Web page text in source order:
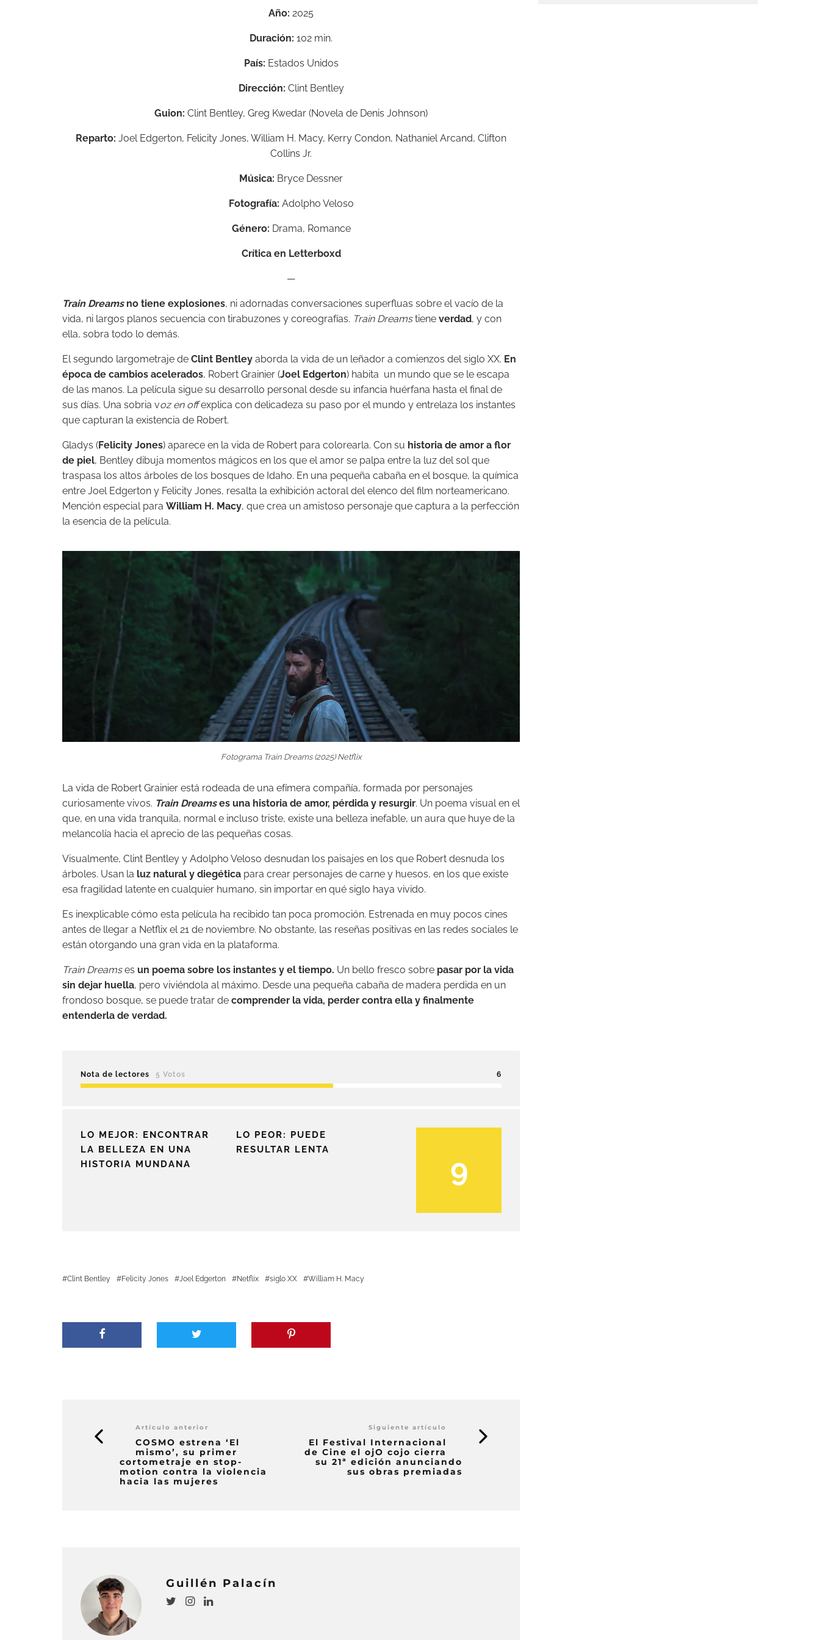
Año: 2025
Duración: 102 min.
País: Estados Unidos
Dirección: Clint Bentley
Guion: Clint Bentley, Greg Kwedar (Novela de Denis Johnson)
Reparto: Joel Edgerton, Felicity Jones, William H. Macy, Kerry Condon, Nathaniel Arcand, Clifton
Collins Jr.
Música: Bryce Dessner
Fotografía: Adolpho Veloso
Género: Drama, Romance
Crítica en Letterboxd
—
Train Dreamsno tiene explosiones, ni adornadas conversaciones superfluas sobre el vacío de la
vida, ni largos planos secuencia con tirabuzones y coreografías. Train Dreamstiene verdad, y con
ella, sobra todo lo demás.
El segundo largometraje de Clint Bentley aborda la vida de un leñador a comienzos del siglo XX. En
época de cambios acelerados, Robert Grainier (Joel Edgerton) habita un mundo que se le escapa
de las manos. La película sigue su desarrollo personal desde su infancia huérfana hasta el final de
sus días. Una sobria voz en offexplica con delicadeza su paso por el mundo y entrelaza los instantes
que capturan la existencia de Robert.
Gladys (Felicity Jones) aparece en la vida de Robert para colorearla. Con su historia de amor a flor
de piel, Bentley dibuja momentos mágicos en los que el amor se palpa entre la luz del sol que
traspasa los altos árboles de los bosques de Idaho. En una pequeña cabaña en el bosque, la química
entre Joel Edgerton y Felicity Jones, resalta la exhibición actoral del elenco del film norteamericano.
Mención especial para William H. Macy, que crea un amistoso personaje que captura a la perfección
la esencia de la película.
Fotograma Train Dreams (2025) Netflix
La vida de Robert Grainier está rodeada de una efímera compañía, formada por personajes
curiosamente vivos. Train Dreamses una historia de amor, pérdida y resurgir. Un poema visual en el
que, en una vida tranquila, normal e incluso triste, existe una belleza inefable, un aura que huye de la
melancolía hacia el aprecio de las pequeñas cosas.
Visualmente, Clint Bentley y Adolpho Veloso desnudan los paisajes en los que Robert desnuda los
árboles. Usan la luz natural y diegética para crear personajes de carne y huesos, en los que existe
esa fragilidad latente en cualquier humano, sin importar en qué siglo haya vivido.
Es inexplicable cómo esta película ha recibido tan poca promoción. Estrenada en muy pocos cines
antes de llegar a Netflix el 21 de noviembre. No obstante, las reseñas positivas en las redes sociales le
están otorgando una gran vida en la plataforma.
Train Dreamses un poema sobre los instantes y el tiempo. Un bello fresco sobre pasar por la vida
sin dejar huella, pero viviéndola al máximo. Desde una pequeña cabaña de madera perdida en un
frondoso bosque, se puede tratar de comprender la vida, perder contra ella y finalmente
entenderla de verdad.
Nota de lectores 5 Votos 6
LO MEJOR: ENCONTRAR
LA BELLEZA EN UNA
HISTORIA MUNDANA
LO PEOR: PUEDE
RESULTAR LENTA
9
Clint Bentley Felicity Jones Joel Edgerton Netflix siglo XX William H. Macy
Artículo anterior
COSMO estrena ‘El
mismo’, su primer
cortometraje en stop-
motion contra la violencia
hacia las mujeres
Siguiente artículo
El Festival Internacional
de Cine el ojO cojo cierra
su 21ª edición anunciando
sus obras premiadas
Guillén Palacín